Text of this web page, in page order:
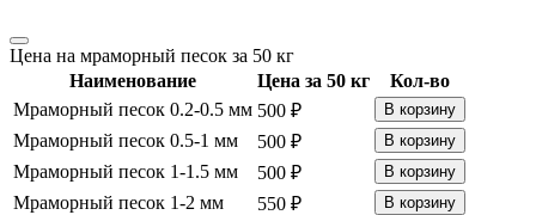
Цена на мраморный песок за 50 кг
Наименование
Цена за 50 кг
Кол-во
Мраморный песок 0.2-0.5 мм 500 ₽ В корзину
Мраморный песок 0.5-1 мм 500 ₽ В корзину
Мраморный песок 1-1.5 мм 500 ₽ В корзину
Мраморный песок 1-2 мм 550 ₽ В корзину